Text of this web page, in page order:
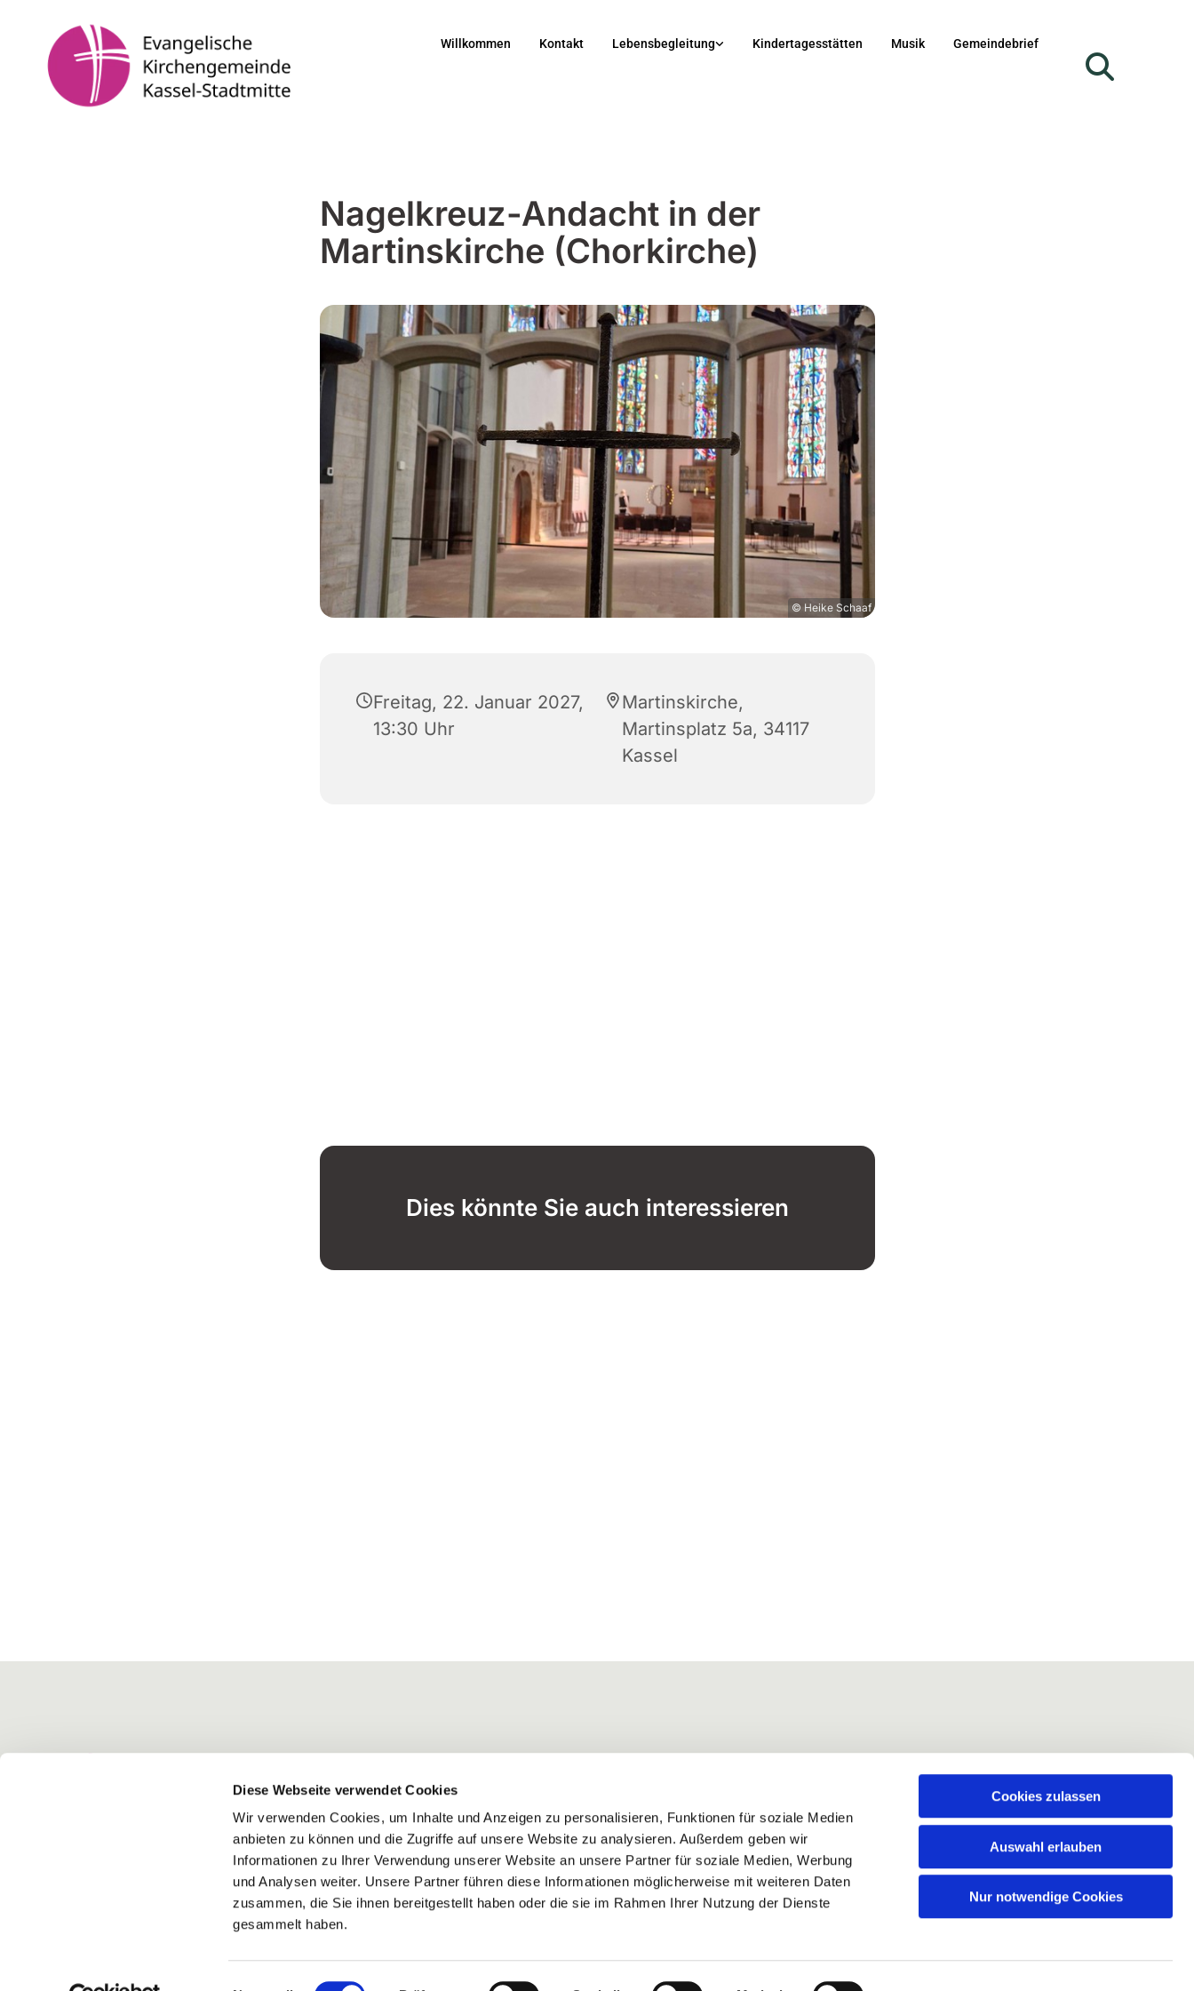
Diese Webseite verwendet Cookies
Wir verwenden Cookies, um Inhalte und Anzeigen zu personalisieren, Funktionen für soziale Medien
anbieten zu können und die Zugriffe auf unsere Website zu analysieren. Außerdem geben wir
Informationen zu Ihrer Verwendung unserer Website an unsere Partner für soziale Medien, Werbung
und Analysen weiter. Unsere Partner führen diese Informationen möglicherweise mit weiteren Daten
zusammen, die Sie ihnen bereitgestellt haben oder die sie im Rahmen Ihrer Nutzung der Dienste
gesammelt haben.
Einwilligungsauswahl
Cookies zulassen
Auswahl erlauben
Nur notwendige Cookies
Willkommen Kontakt Lebensbegleitung Kindertagesstätten Musik Gemeindebrief
Nagelkreuz-Andacht in der
Martinskirche (Chorkirche)
© Heike Schaaf
Freitag, 22. Januar 2027,
13:30 Uhr
Martinskirche,
Martinsplatz 5a, 34117
Kassel
Dies könnte Sie auch interessieren